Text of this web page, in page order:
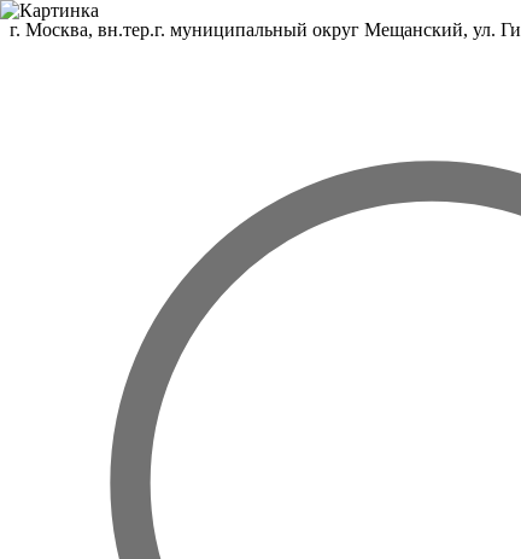
г. Москва, вн.тер.г. муниципальный округ Мещанский, ул.